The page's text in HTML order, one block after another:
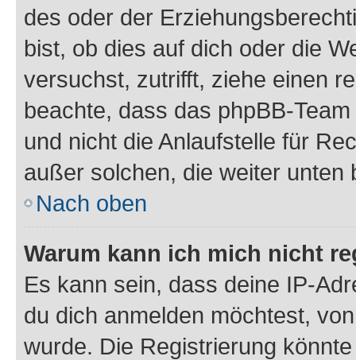
des oder der
bist, ob dies auf dich oder die
versuchst, zutrifft, ziehe einen
beachte, dass das phpBB-
und nicht die Anlaufstelle für
außer solchen, die weiter unten
Nach oben
Warum kann ich mich nicht
Es kann sein, dass deine IP-
du dich anmelden möchtest,
wurde. Die Registrierung